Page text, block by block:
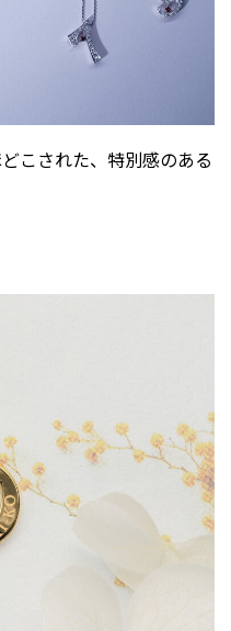
こされた、特別感のある